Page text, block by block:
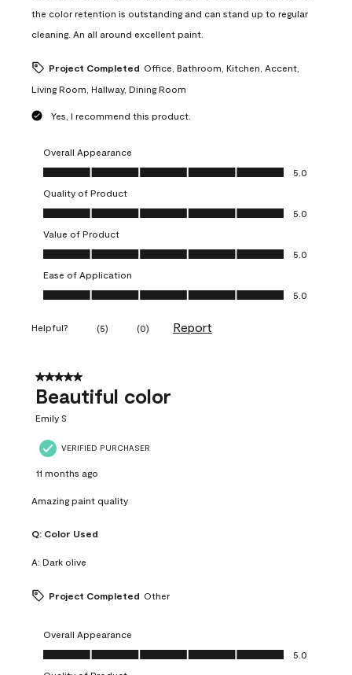
the color retention is outstanding and can stand up to regular
cleaning. An all around excellent paint.
Project Completed Office, Bathroom, Kitchen, Accent,
Living Room, Hallway, Dining Room
Yes, I recommend this product.
Overall Appearance
Overall Appearance, 5.0 out of 5
5.0
Quality of Product
Quality of Product, 5.0 out of 5
5.0
Value of Product
Value of Product, 5.0 out of 5
5.0
Ease of Application
Ease of Application, 5.0 out of 5
5.0
Helpful? (5) (0) Report
5 out of 5 stars.
Beautiful color
Emily S
VERIFIED PURCHASER
11 months ago
Amazing paint quality
Q: Color Used
A: Dark olive
Project Completed Other
Overall Appearance
Overall Appearance, 5.0 out of 5
5.0